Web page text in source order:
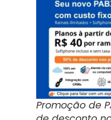
Promoção de